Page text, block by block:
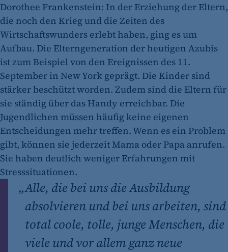
Dorothee Frankenstein: In der Erziehung der Eltern,
die noch den Krieg und die Zeiten des
Wirtschaftswunders erlebt haben, ging es um
Aufbau. Die Elterngeneration der heutigen Azubis
ist zum Beispiel von den Ereignissen des 11.
September in New York geprägt. Die Kinder sind
stärker beschützt worden. Zudem sind die Eltern für
sie ständig über das Handy erreichbar. Die
Jugendlichen müssen häufig keine eigenen
Entscheidungen mehr treffen. Wenn es ein Problem
gibt, können sie jederzeit Mama oder Papa anrufen.
Sie haben deutlich weniger Erfahrungen mit
Stresssituationen.
„Alle, die bei uns die Ausbildung
absolvieren und bei uns arbeiten, sind
total coole, tolle, junge Menschen, die
viele und vor allem ganz neue